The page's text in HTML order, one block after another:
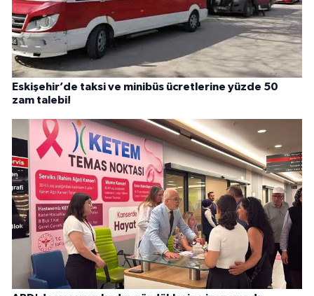
Eskişehir’de taksi ve minibüs ücretlerine yüzde 50
zam talebi!